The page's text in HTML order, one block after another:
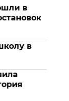
в
в